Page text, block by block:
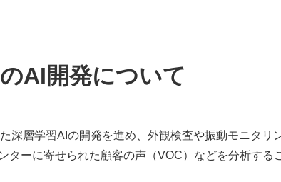
AI開発について
層学習AIの開発を進め、外観検査や振動モニタリ
ーに寄せられた顧客の声（VOC）などを分析する